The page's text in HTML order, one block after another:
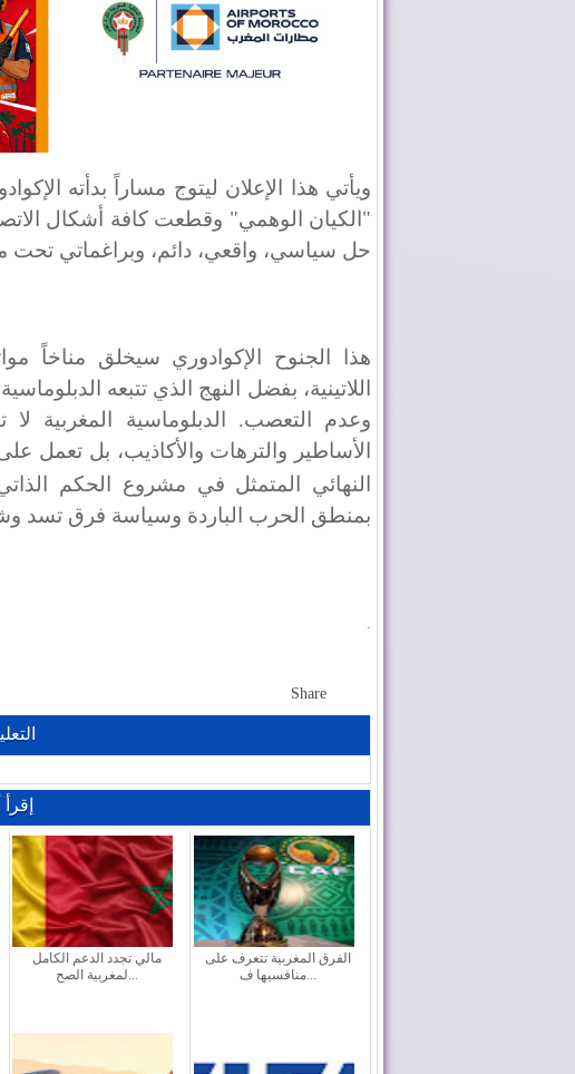
"الكيان الوهمي" وقطعت كافة أشكال
حل سياسي، واقعي، دائم، وبراغماتي تحت
هذا الجنوح الإكوادوري سيخلق مناخاً
اللاتينية، بفضل النهج الذي تتبعه
وعدم التعصب. الدبلوماسية المغربية
الأساطير والترهات والأكاذيب، بل تعمل
النهائي المتمثل في مشروع الحكم
بمنطق الحرب الباردة وسياسة فرق تسد
.
Share
مالي تجدد الدعم الكامل
لمغربية الصح...
الفرق المغربية تتعرف على
منافسيها ف...